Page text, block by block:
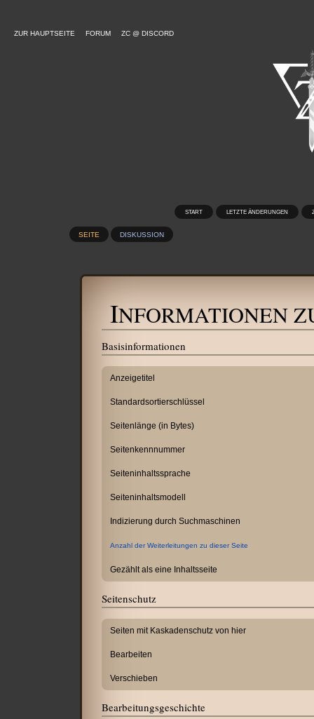
ZUR HAUPTSEITE FORUM ZC @ DISCORD
START LETZTE ÄNDERUNGEN
SEITE DISKUSSION
INFORMATIONEN
Basisinformationen
Anzeigetitel
Standardsortierschlüssel
Seitenlänge (in Bytes)
Seitenkennnummer
Seiteninhaltssprache
Seiteninhaltsmodell
Indizierung durch Suchmaschinen
Anzahl der Weiterleitungen zu dieser Seite
Gezählt als eine Inhaltsseite
Seitenschutz
Seiten mit Kaskadenschutz von hier
Bearbeiten
Verschieben
Bearbeitungsgeschichte